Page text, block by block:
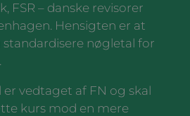
FSR – danske revisorer
Hensigten er at
nøgletal for
er vedtaget af FN og skal
kurs mod en mere